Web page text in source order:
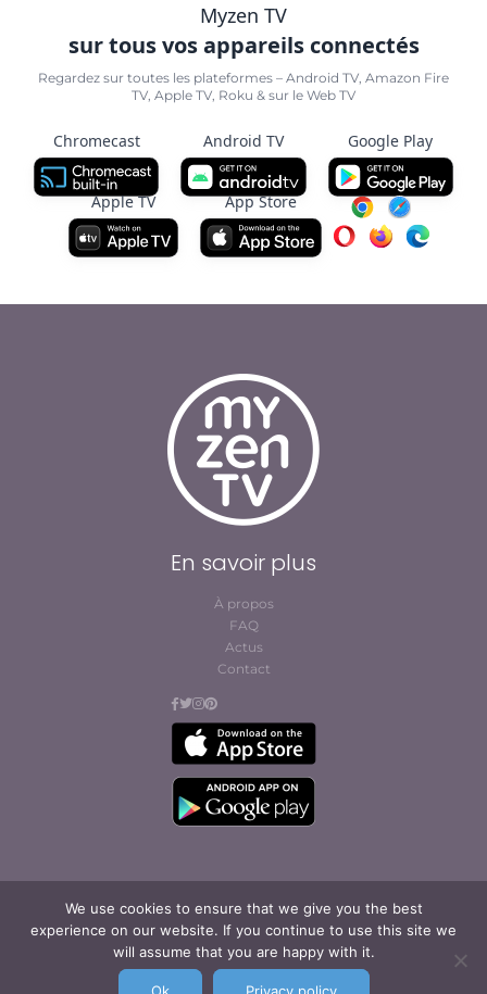
Myzen TV
sur tous vos appareils connectés
Regardez sur toutes les plateformes – Android TV, Amazon Fire
TV, Apple TV, Roku & sur le Web TV
Chromecast Android TV Google Play
Apple TV App Store
We use cookies to ensure that we give you the best
experience on our website. If you continue to use this site we
will assume that you are happy with it.
En savoir plus
À propos
FAQ
Actus
Contact
© Cofites 2023. All rights reserved.
Conditions générales
d’abonnement et
d’utilisation